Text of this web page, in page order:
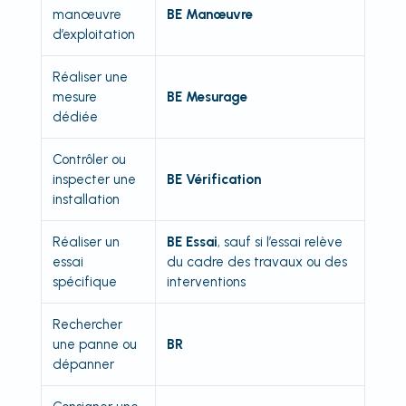
manœuvre
d’exploitation
BE Manœuvre
Réaliser une
mesure
dédiée
BE Mesurage
Contrôler ou
inspecter une
installation
BE Vérification
Réaliser un
essai
spécifique
BE Essai, sauf si l’essai relève
du cadre des travaux ou des
interventions
Rechercher
une panne ou
dépanner
BR